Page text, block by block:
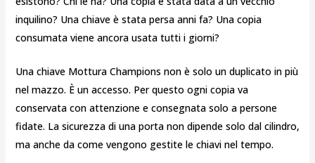
inquilino? Una chiave è stata persa anni fa? Una copia
consumata viene ancora usata tutti i giorni?
Una chiave Mottura Champions non è solo un duplicato in più
nel mazzo. È un accesso. Per questo ogni copia va
conservata con attenzione e consegnata solo a persone
fidate. La sicurezza di una porta non dipende solo dal cilindro,
ma anche da come vengono gestite le chiavi nel tempo.